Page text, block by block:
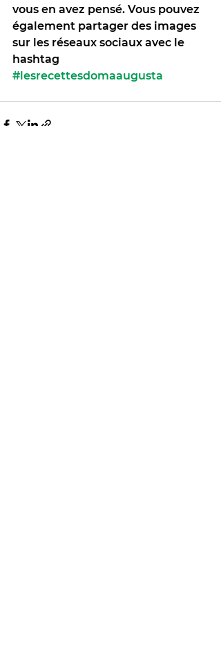
vous en avez pensé. Vous pouvez
également partager des images
sur les réseaux sociaux avec le
hashtag
#lesrecettesdomaaugusta